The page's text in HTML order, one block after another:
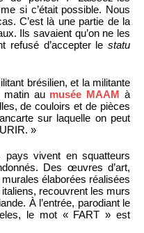
si c’était possible. Nous
C’est là une partie de la
Ils savaient qu’on ne les
refusé d’accepter le statu
brésilien, et la militante
au musée MAAM à
de couloirs et de pièces
sur laquelle on peut
»
pays vivent en squatteurs
Des œuvres d’art,
élaborées réalisées
recouvrent les murs
À l’entrée, parodiant le
le mot « FART » est